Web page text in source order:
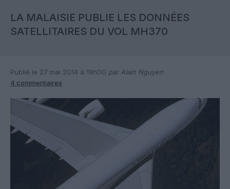
LA MALAISIE PUBLIE LES DONNÉES
SATELLITAIRES DU VOL MH370
Publié le 27 mai 2014 à 19h00 par Alain Nguyen
4 commentaires